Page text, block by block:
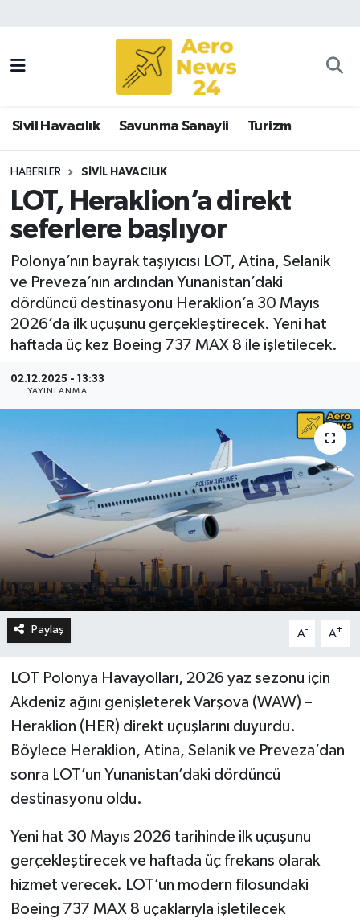
Sivil Havacılık Savunma Sanayii Turizm
HABERLER SIVIL HAVACILIK
LOT, Heraklion’a direkt
seferlere başlıyor
Polonya’nın bayrak taşıyıcısı LOT, Atina, Selanik
ve Preveza’nın ardından Yunanistan’daki
dördüncü destinasyonu Heraklion’a 30 Mayıs
2026’da ilk uçuşunu gerçekleştirecek. Yeni hat
haftada üç kez Boeing 737 MAX 8 ile işletilecek.
02.12.2025 - 13:33
YAYINLANMA
Paylaş A- A+
LOT Polonya Havayolları, 2026 yaz sezonu için
Akdeniz ağını genişleterek Varşova (WAW) –
Heraklion (HER) direkt uçuşlarını duyurdu.
Böylece Heraklion, Atina, Selanik ve Preveza’dan
sonra LOT’un Yunanistan’daki dördüncü
destinasyonu oldu.
Yeni hat 30 Mayıs 2026 tarihinde ilk uçuşunu
gerçekleştirecek ve haftada üç frekans olarak
hizmet verecek. LOT’un modern filosundaki
Boeing 737 MAX 8 uçaklarıyla işletilecek